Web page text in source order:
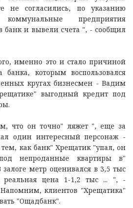
не согласились, по указанию
коммунальные предприятия
банк и вывели счета ", - сообщил
именно это и стало причиной
банка, которым воспользовался
кругах бизнесмен - Вадим
выгодный кредит под
что он точно" ляжет ", еще за
один интересный персонаж -
как банк" Хрещатик "упал, он
непроданные квартиры в"
метр оценивался в 3,5 тыс
цена 1-1,2 тыс ... ", -
клиентов "Хрещатика"
"Ощадбанк".